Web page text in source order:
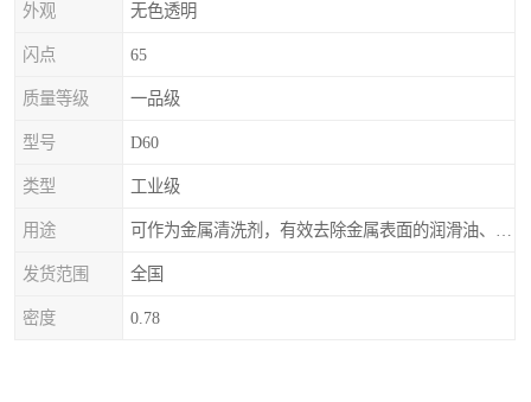
外观 无色透明
闪点 65
质量等级 一品级
型号 D60
类型 工业级
用途
发货范围 全国
密度 0.78